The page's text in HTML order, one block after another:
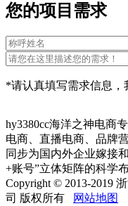
您的项目需求
*请认真填写需求信息，
hy3380cc海洋之神电商
电商、直播电商、品牌
同步为国内外企业嫁接
+账号”立体矩阵的科学
Copyright © 2013-2019
司 版权所有
网站地图